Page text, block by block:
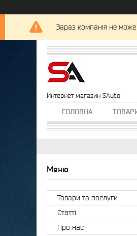
Зараз компанія не
Интернет магазин SAuto
ГОЛОВНА
Товари та послуги
Статті
Про нас